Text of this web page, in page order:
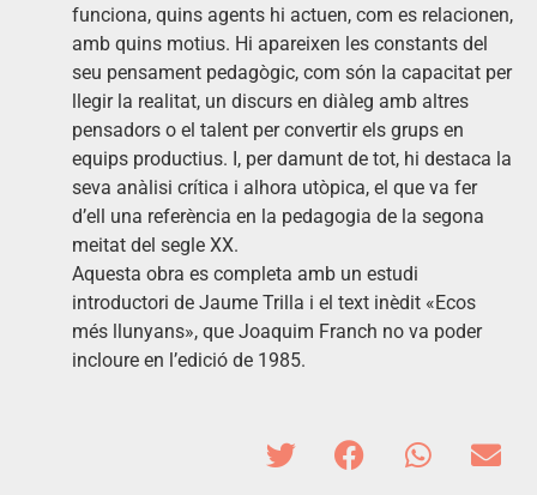
funciona, quins agents hi actuen, com es relacionen,
amb quins motius. Hi apareixen les constants del
seu pensament pedagògic, com són la capacitat per
llegir la realitat, un discurs en diàleg amb altres
pensadors o el talent per convertir els grups en
equips productius. I, per damunt de tot, hi destaca la
seva anàlisi crítica i alhora utòpica, el que va fer
d’ell una referència en la pedagogia de la segona
meitat del segle XX.
Aquesta obra es completa amb un estudi
introductori de Jaume Trilla i el text inèdit «Ecos
més llunyans», que Joaquim Franch no va poder
incloure en l’edició de 1985.